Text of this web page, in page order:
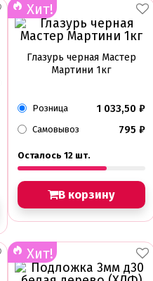
Хит!
Глазурь черная Мастер
Мартини 1кг
Розница 1 033,50 ₽
Самовывоз 795 ₽
Осталось 12 шт.
В корзину
Хит!